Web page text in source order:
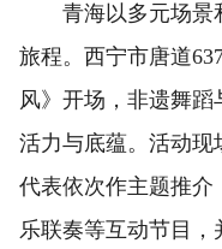
青海以多元场景
旅程。西宁市唐道
风》开场，非遗舞
活力与底蕴。活动
代表依次作主题推介
乐联奏等互动节目，